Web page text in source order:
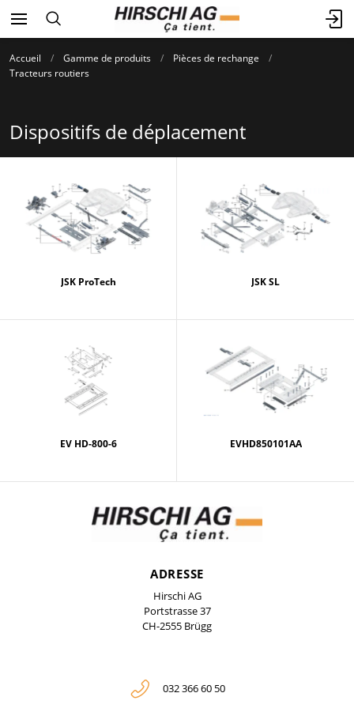
Accueil Gamme de produits
Pièces de rechange
Tracteurs routiers
Dispositifs de déplacement
JSK ProTech JSK SL
EV HD-800-6 EVHD850101AA
ADRESSE
Hirschi AG
Portstrasse 37
CH-2555 Brügg
032 366 60 50